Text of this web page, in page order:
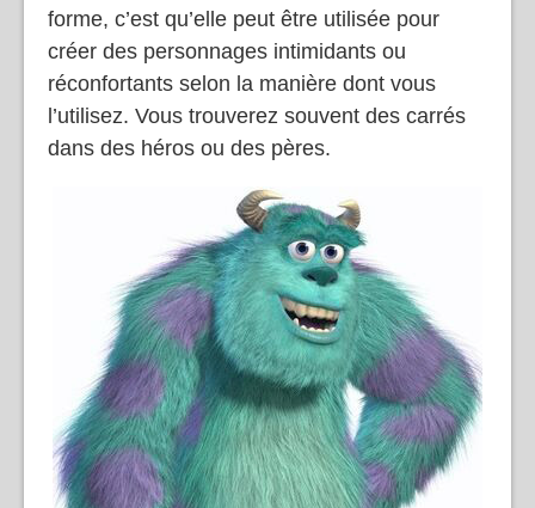
forme, c’est qu’elle peut être utilisée pour
créer des personnages intimidants ou
réconfortants selon la manière dont vous
l’utilisez. Vous trouverez souvent des carrés
dans des héros ou des pères.